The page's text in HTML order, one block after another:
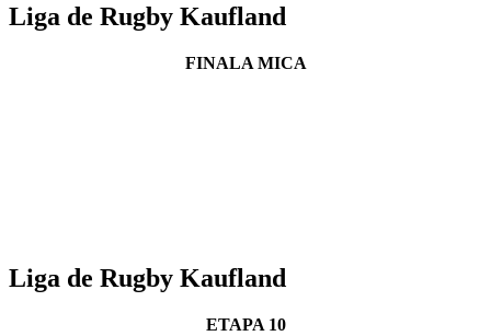
Liga de Rugby Kaufland
FINALA MICA
Liga de Rugby Kaufland
ETAPA 10